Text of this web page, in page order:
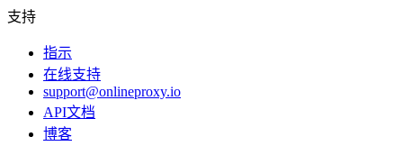
支持
指示
在线支持
support@onlineproxy.io
API文档
博客